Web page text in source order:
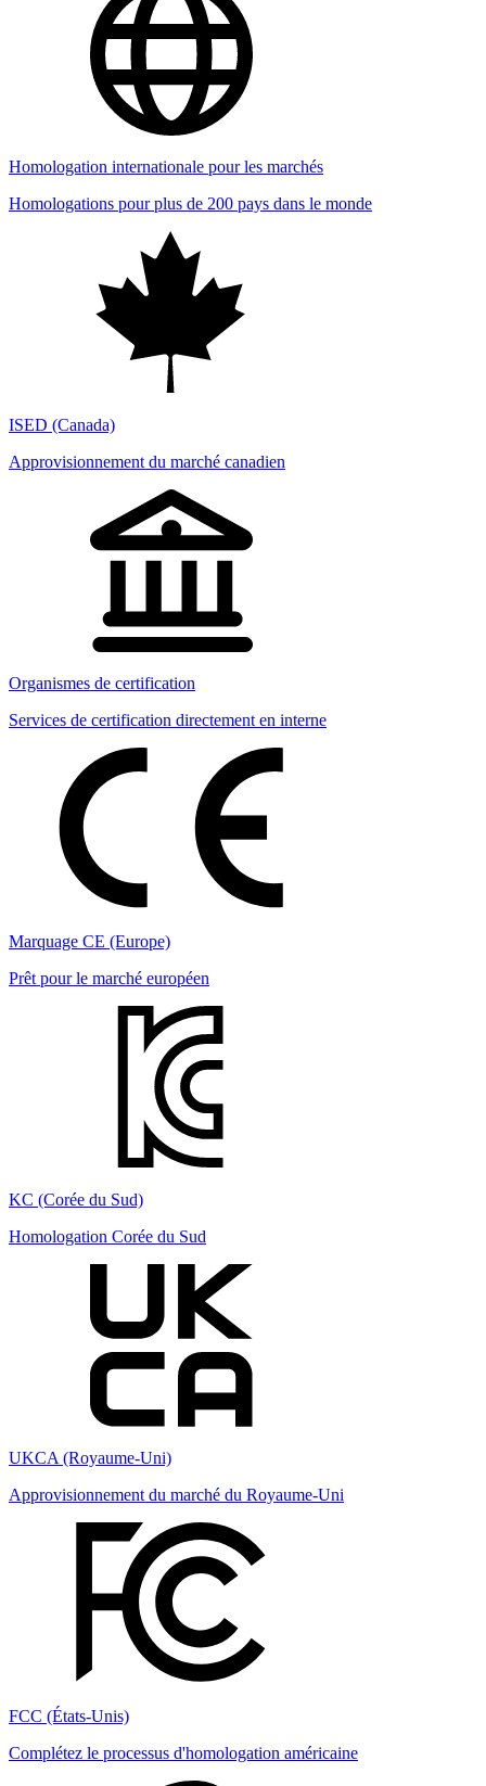
Homologation internationale pour les marchés
Homologations pour plus de 200 pays dans le monde
ISED (Canada)
Approvisionnement du marché canadien
Organismes de certification
Services de certification directement en interne
Marquage CE (Europe)
Prêt pour le marché européen
KC (Corée du Sud)
Homologation Corée du Sud
UKCA (Royaume-Uni)
Approvisionnement du marché du Royaume-Uni
FCC (États-Unis)
Complétez le processus d'homologation américaine